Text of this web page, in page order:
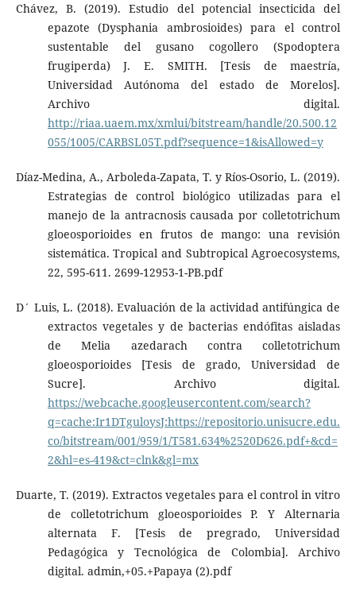
Chávez, B. (2019). Estudio del potencial insecticida del
epazote (Dysphania ambrosioides) para el control
sustentable del gusano cogollero (Spodoptera
frugiperda) J. E. SMITH. [Tesis de maestría,
Universidad Autónoma del estado de Morelos].
Archivo digital.
http://riaa.uaem.mx/xmlui/bitstream/handle/20.500.12
055/1005/CARBSL05T.pdf?sequence=1&isAllowed=y
Díaz-Medina, A., Arboleda-Zapata, T. y Ríos-Osorio, L. (2019).
Estrategias de control biológico utilizadas para el
manejo de la antracnosis causada por colletotrichum
gloeosporioides en frutos de mango: una revisión
sistemática. Tropical and Subtropical Agroecosystems,
22, 595-611. 2699-12953-1-PB.pdf
D´ Luis, L. (2018). Evaluación de la actividad antifúngica de
extractos vegetales y de bacterias endófitas aisladas
de Melia azedarach contra colletotrichum
gloeosporioides [Tesis de grado, Universidad de
Sucre]. Archivo digital.
https://webcache.googleusercontent.com/search?
q=cache:Ir1DTguloysJ:https://repositorio.unisucre.edu.
co/bitstream/001/959/1/T581.634%2520D626.pdf+&cd=
2&hl=es-419&ct=clnk&gl=mx
Duarte, T. (2019). Extractos vegetales para el control in vitro
de colletotrichum gloeosporioides P. Y Alternaria
alternata F. [Tesis de pregrado, Universidad
Pedagógica y Tecnológica de Colombia]. Archivo
digital. admin,+05.+Papaya (2).pdf